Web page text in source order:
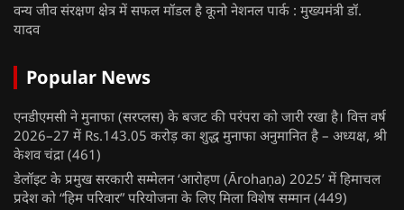
वन्य जीव संरक्षण क्षेत्र में सफल मॉडल है कूनो नेशनल पार्क : मुख्यमंत्री डॉ.
यादव
Popular News
एनडीएमसी ने मुनाफा (सरप्लस) के बजट की परंपरा को जारी रखा है। वित्त वर्ष
2026–27 में Rs.143.05 करोड़ का शुद्ध मुनाफा अनुमानित है – अध्यक्ष, श्री
केशव चंद्रा (461)
डेलॉइट के प्रमुख सरकारी सम्मेलन ‘आरोहण (Ārohaṇa) 2025’ में हिमाचल
प्रदेश को “हिम परिवार” परियोजना के लिए मिला विशेष सम्मान (449)